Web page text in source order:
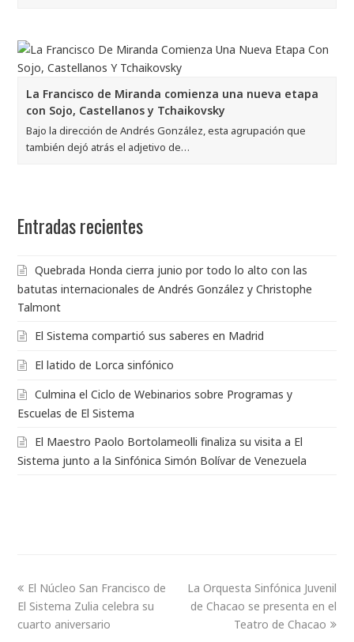
La Francisco de Miranda comienza una nueva etapa
con Sojo, Castellanos y Tchaikovsky
Bajo la dirección de Andrés González, esta agrupación que
también dejó atrás el adjetivo de…
Entradas recientes
Quebrada Honda cierra junio por todo lo alto con las
batutas internacionales de Andrés González y Christophe
Talmont
El Sistema compartió sus saberes en Madrid
El latido de Lorca sinfónico
Culmina el Ciclo de Webinarios sobre Programas y
Escuelas de El Sistema
El Maestro Paolo Bortolameolli finaliza su visita a El
Sistema junto a la Sinfónica Simón Bolívar de Venezuela
El Núcleo San Francisco de
El Sistema Zulia celebra su
cuarto aniversario
La Orquesta Sinfónica Juvenil
de Chacao se presenta en el
Teatro de Chacao